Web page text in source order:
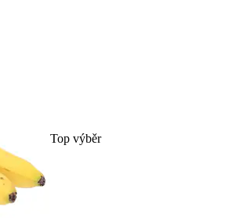
Top výběr